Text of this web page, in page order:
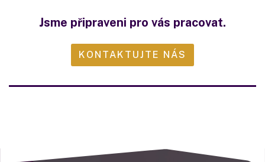
Jsme připraveni pro vás pracovat.
KONTAKTUJTE NÁS